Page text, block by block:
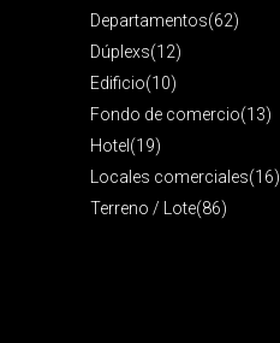
Departamentos(62)
Dúplexs(12)
Edificio(10)
Fondo de comercio(13)
Hotel (19)
Locales comerciales(16)
Terreno / Lote(86)